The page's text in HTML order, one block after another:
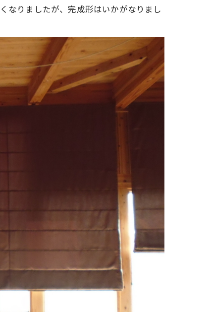
なりましたが、完成形はいかがなりまし